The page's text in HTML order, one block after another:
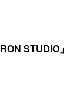
STUDIO」